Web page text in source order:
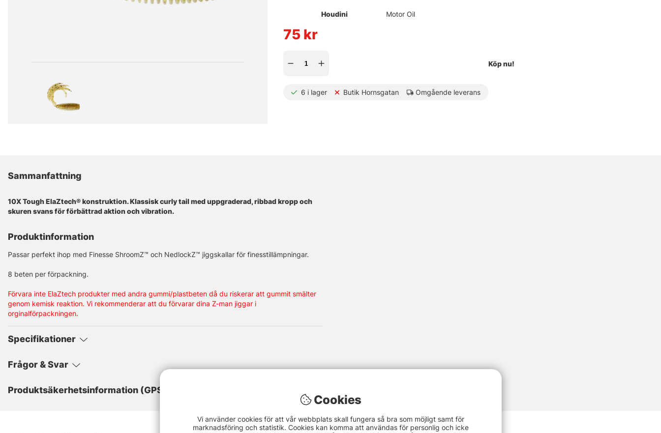
Houdini Motor Oil
75 kr
Köp nu!
6 i lager Butik Hornsgatan Omgående leverans
Sammanfattning
10X Tough ElaZtech® konstruktion. Klassisk curly tail med uppgraderad, ribbad kropp och
skuren svans för förbättrad aktion och vibration.
Produktinformation
Passar perfekt ihop med Finesse ShroomZ™ och NedlockZ™ jiggskallar för finesstillämpningar.
8 beten per förpackning.
Förvara inte ElaZtech produkter med andra gummi/plastbeten då du riskerar att gummit smälter
genom kemisk reaktion. Vi rekommenderar att du förvarar dina Z-man jiggar i
orginalförpackningen.
Specifikationer
Frågor & Svar
Produktsäkerhetsinformation (GPSR)
Cookies
Vi använder cookies för att vår webbplats skall fungera så bra som möjligt samt för
marknadsföring och statistik. Cookies kan komma att användas för personlig och icke